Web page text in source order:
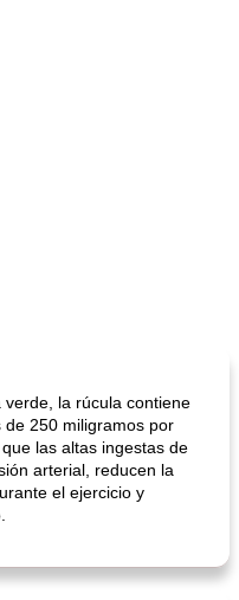
la rúcula contiene
250 miligramos por
las altas ingestas de
arterial, reducen la
el ejercicio y